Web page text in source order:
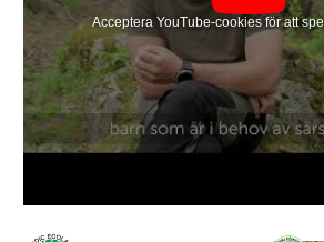
Acceptera YouTube-cookies för att